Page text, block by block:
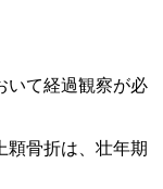
いて経過観察が必
顆骨折は、壮年期